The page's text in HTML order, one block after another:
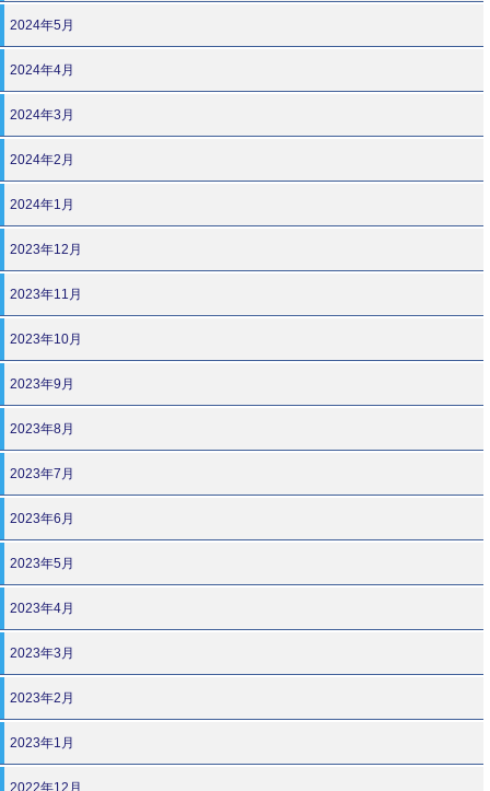
2024年5月
2024年4月
2024年3月
2024年2月
2024年1月
2023年12月
2023年11月
2023年10月
2023年9月
2023年8月
2023年7月
2023年6月
2023年5月
2023年4月
2023年3月
2023年2月
2023年1月
2022年12月